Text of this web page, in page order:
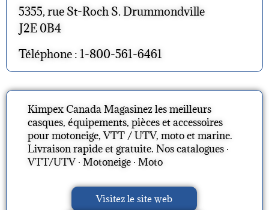
5355, rue St-Roch S. Drummondville
J2E 0B4
Téléphone : 1-800-561-6461
Kimpex Canada Magasinez les meilleurs
casques, équipements, pièces et accessoires
pour motoneige, VTT / UTV, moto et marine.
Livraison rapide et gratuite. ‎Nos catalogues ·
‎VTT/UTV · ‎Motoneige · ‎Moto
Visitez le site web